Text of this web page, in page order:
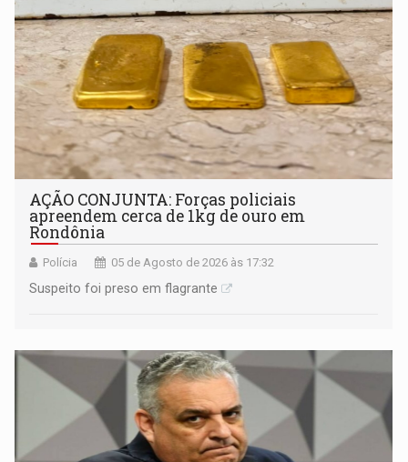
AÇÃO CONJUNTA: Forças policiais
apreendem cerca de 1kg de ouro em
Rondônia
Polícia 05 de Agosto de 2026 às 17:32
Suspeito foi preso em flagrante